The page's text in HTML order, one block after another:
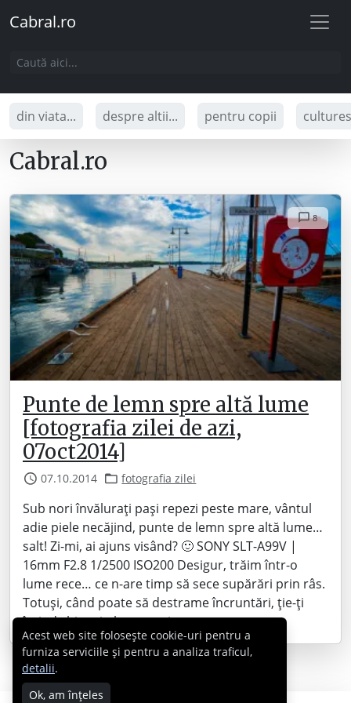
Cabral.ro
din viata... despre altii... pentru copii
Cabral.ro
8
Punte de lemn spre altă lume
[fotografia zilei de azi,
07oct2014]
07.10.2014 fotografia zilei
Sub nori învălurați pași repezi peste mare, vântul
adie piele necăjind, punte de lemn spre altă lume…
salt! Zi-mi, ai ajuns visând? 🙂 SONY SLT-A99V |
16mm F2.8 1/2500 ISO200 Desigur, trăim într-o
lume rece… ce n-are timp să sece supărări prin râs.
Totuși, când poate să destrame încruntări, ție-ți
întind chiar și-al meu scris.…
Acest web site folosește cookie-uri pentru a
furniza serviciile și pentru a analiza traficul,
detalii.
Ok, am înțeles